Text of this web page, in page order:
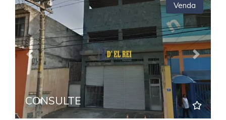
Previous Next
Venda
CONSULTE